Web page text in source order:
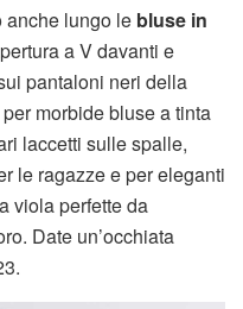
anche lungo le bluse in
a V davanti e
pantaloni neri della
morbide bluse a tinta
laccetti sulle spalle,
le ragazze e per eleganti
viola perfette da
Date un’occhiata